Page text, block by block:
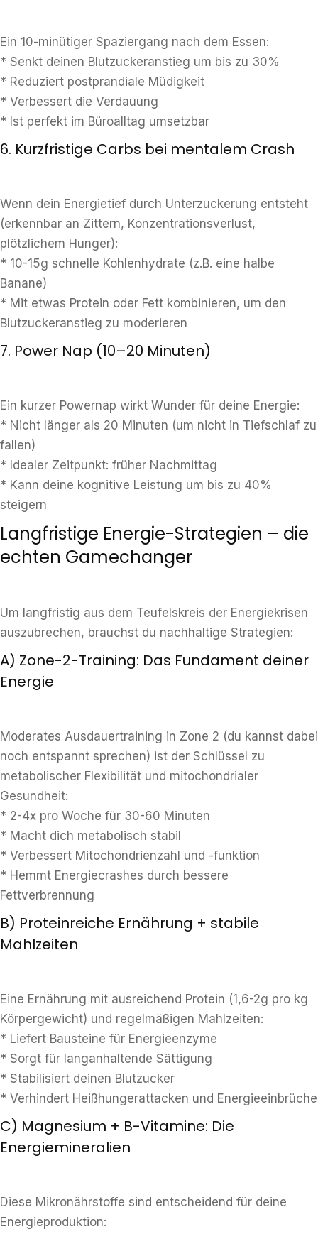
Ein 10-minütiger Spaziergang nach dem Essen:
* Senkt deinen Blutzuckeranstieg um bis zu 30%
* Reduziert postprandiale Müdigkeit
* Verbessert die Verdauung
* Ist perfekt im Büroalltag umsetzbar
6. Kurzfristige Carbs bei mentalem Crash
Wenn dein Energietief durch Unterzuckerung entsteht
(erkennbar an Zittern, Konzentrationsverlust,
plötzlichem Hunger):
* 10-15g schnelle Kohlenhydrate (z.B. eine halbe
Banane)
* Mit etwas Protein oder Fett kombinieren, um den
Blutzuckeranstieg zu moderieren
7. Power Nap (10–20 Minuten)
Ein kurzer Powernap wirkt Wunder für deine Energie:
* Nicht länger als 20 Minuten (um nicht in Tiefschlaf zu
fallen)
* Idealer Zeitpunkt: früher Nachmittag
* Kann deine kognitive Leistung um bis zu 40%
steigern
Langfristige Energie-Strategien – die
echten Gamechanger
Um langfristig aus dem Teufelskreis der Energiekrisen
auszubrechen, brauchst du nachhaltige Strategien:
A) Zone-2-Training: Das Fundament deiner
Energie
Moderates Ausdauertraining in Zone 2 (du kannst dabei
noch entspannt sprechen) ist der Schlüssel zu
metabolischer Flexibilität und mitochondrialer
Gesundheit:
* 2-4x pro Woche für 30-60 Minuten
* Macht dich metabolisch stabil
* Verbessert Mitochondrienzahl und -funktion
* Hemmt Energiecrashes durch bessere
Fettverbrennung
B) Proteinreiche Ernährung + stabile
Mahlzeiten
Eine Ernährung mit ausreichend Protein (1,6-2g pro kg
Körpergewicht) und regelmäßigen Mahlzeiten:
* Liefert Bausteine für Energieenzyme
* Sorgt für langanhaltende Sättigung
* Stabilisiert deinen Blutzucker
* Verhindert Heißhungerattacken und Energieeinbrüche
C) Magnesium + B-Vitamine: Die
Energiemineralien
Diese Mikronährstoffe sind entscheidend für deine
Energieproduktion: